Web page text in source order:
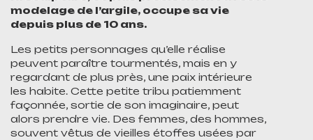
modelage de l’argile, occupe sa vie
depuis plus de 10 ans.
Les petits personnages qu’elle réalise
peuvent paraître tourmentés, mais en y
regardant de plus près, une paix intérieure
les habite. Cette petite tribu patiemment
façonnée, sortie de son imaginaire, peut
alors prendre vie. Des femmes, des hommes,
souvent vêtus de vieilles étoffes usées par